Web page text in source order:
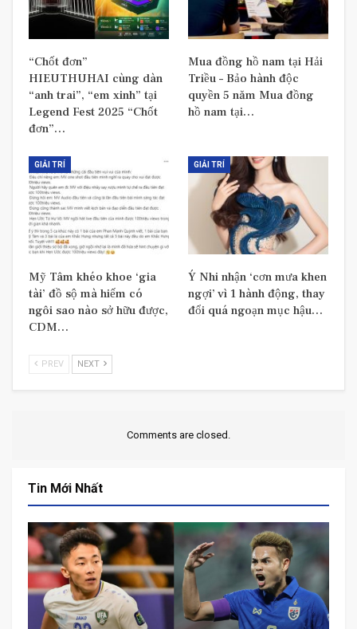
“Chốt đơn”
HIEUTHUHAI cùng dàn
“anh trai”, “em xinh” tại
Legend Fest 2025 “Chốt
đơn”…
Mua đồng hồ nam tại Hải
Triều – Bảo hành độc
quyền 5 năm Mua đồng
hồ nam tại…
GIẢI TRÍ
Mỹ Tâm khéo khoe ‘gia
tài’ đồ sộ mà hiếm có
ngôi sao nào sở hữu được,
CDM…
GIẢI TRÍ
Ý Nhi nhận ‘cơn mưa khen
ngợi’ vì 1 hành động, thay
đổi quá ngoạn mục hậu…
PREV NEXT
Comments are closed.
Tin Mới Nhất